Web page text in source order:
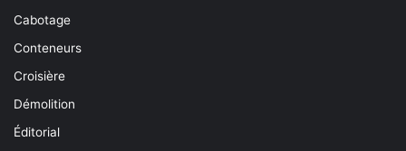
Cabotage
Conteneurs
Croisière
Démolition
Éditorial